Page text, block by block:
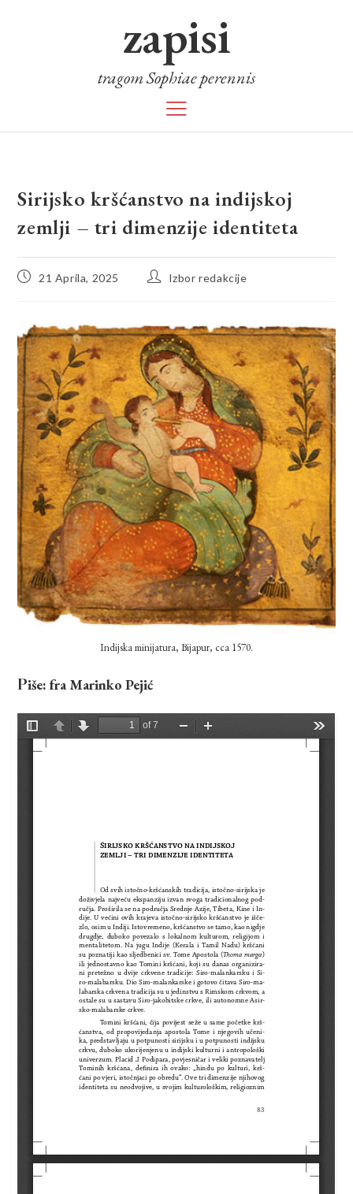
zapisi
tragom Sophiae perennis
Sirijsko kršćanstvo na indijskoj
zemlji – tri dimenzije identiteta
21 Aprila, 2025 Izbor redakcije
Indijska minijatura, Bijapur, cca 1570.
Piše: fra Marinko Pejić